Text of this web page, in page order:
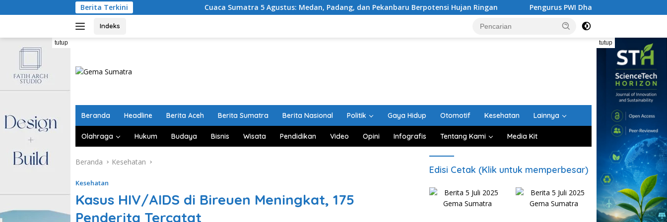
ke
Berita Terkini Cuaca Sumatra 5 Agustus: Medan, Padang, dan Pekanbaru Berpotensi Hujan Ringan Pengurus PWI Dharmasraya 2026–2029 Dilantik, Etika
Indeks
tutup tutup
Beranda Headline Berita Aceh Berita Sumatra Berita Nasional Politik Gaya Hidup Otomotif Kesehatan Lainnya
Olahraga Hukum Budaya Bisnis Wisata Pendidikan Video Opini Infografis Tentang Kami Media Kit
Beranda Kesehatan
Kesehatan
Kasus HIV/AIDS di Bireuen Meningkat, 175
Penderita Tercatat
Edisi Cetak (Klik untuk memperbesar)